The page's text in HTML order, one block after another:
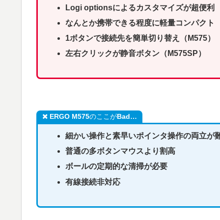
Logi optionsによるカスタマイズが超便利
なんとか携帯できる程度に軽量コンパクト
1ボタンで接続先を簡単切り替え（M575）
左右クリックが静音ボタン（M575SP）
ERGO M575のここがBad…
細かい操作と素早いポインタ操作の両立が
普通の多ボタンマウスより割高
ボールの定期的な清掃が必要
有線接続非対応